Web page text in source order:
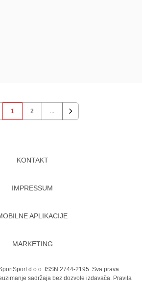
1 2 ...
Next
KONTAKT
IMPRESSUM
APLIKACIJE
MARKETING
d.o.o. ISSN 2744-2195. Sva prava
sadržaja bez dozvole izdavača. Pravila